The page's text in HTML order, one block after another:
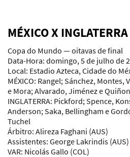
MÉXICO X INGLATERRA
Copa do Mundo — oitavas de final
Data-Hora: domingo, 5 de julho de
Local: Estadio Azteca, Cidade do
MÉXICO: Rangel; Sánchez, Montes,
e Mora; Alvarado, Jiménez e
INGLATERRA: Pickford; Spence,
Anderson; Saka, Bellingham e
Tuchel
Árbitro: Alireza Faghani (AUS)
Assistentes: George Lakrindis
VAR: Nicolás Gallo (COL)